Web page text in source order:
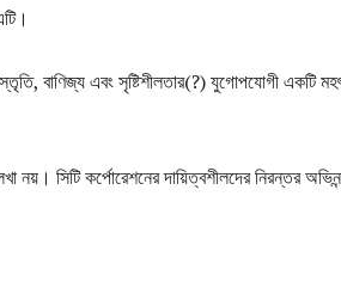
বাণিজ্য এবং সৃষ্টিশীলতার(?) যুগোপযোগী একটি
সিটি কর্পোরেশনের দায়িত্বশীলদের নিরন্তর